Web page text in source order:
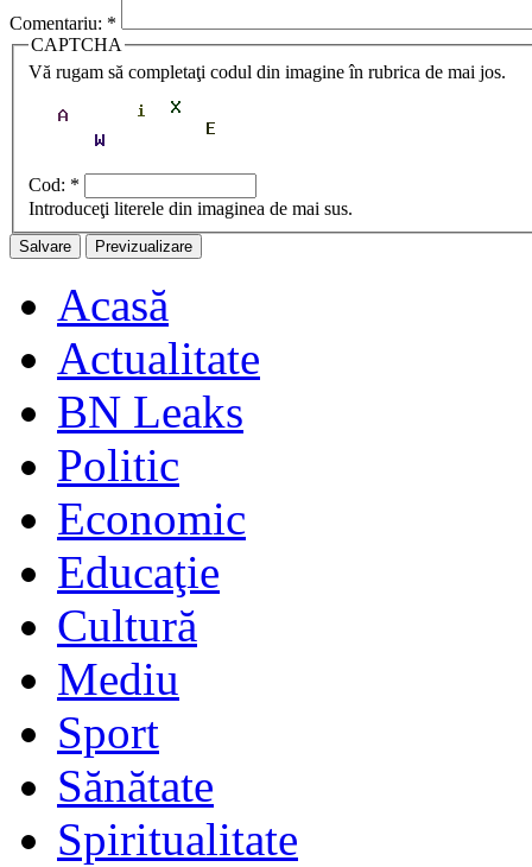
Comentariu: *
CAPTCHA
Vă rugam să completaţi codul din imagine în rubrica de mai jos.
Cod: *
Introduceţi literele din imaginea de mai sus.
Acasă
Actualitate
BN Leaks
Politic
Economic
Educaţie
Cultură
Mediu
Sport
Sănătate
Spiritualitate